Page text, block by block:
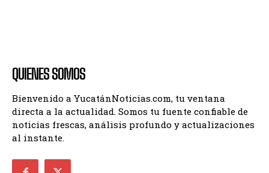
QUIENES SOMOS
Bienvenido a YucatánNoticias.com, tu ventana
directa a la actualidad. Somos tu fuente confiable de
noticias frescas, análisis profundo y actualizaciones
al instante.